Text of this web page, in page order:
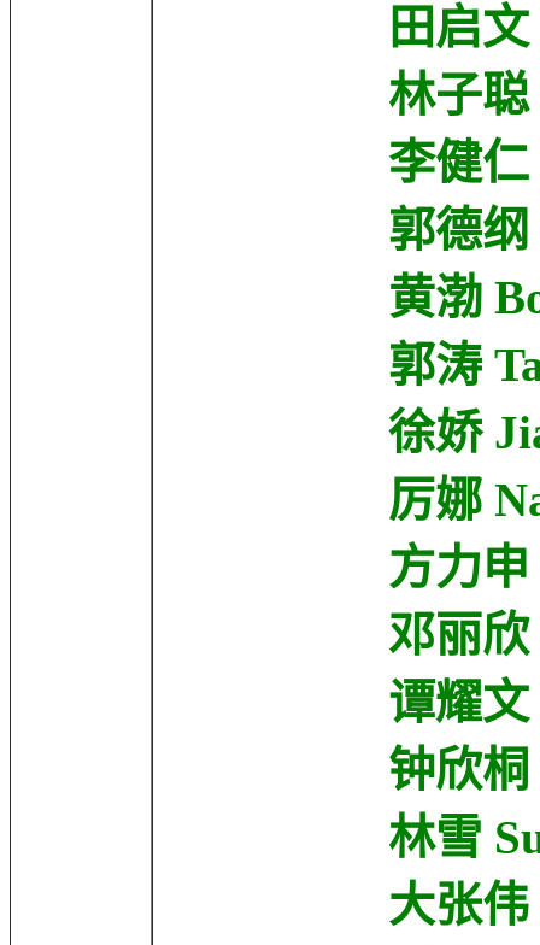
田启文 Kai
林子聪 Chi
李健仁 Kin-
郭德纲
黄渤 Bo
郭涛 Tao
徐娇 Jiao
厉娜 Na
方力申
邓丽欣
谭耀文
钟欣桐
林雪 Suet
大张伟 Wei